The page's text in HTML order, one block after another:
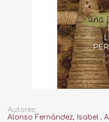
Autores:
Alonso Fernández, Isabel ,